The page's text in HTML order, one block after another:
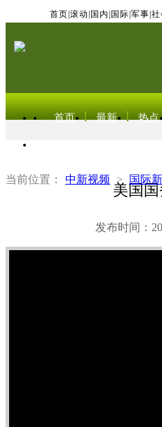
首页 滚动 国内 国际 军事 社
首页 最新 热点
当前位置： 中新视频 > 国际
美国
发布时间：